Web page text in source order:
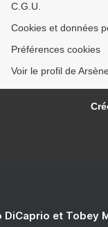
C.G.U.
Cookies et données
Préférences cookies
Voir le profil de
DiCaprio et Tobey